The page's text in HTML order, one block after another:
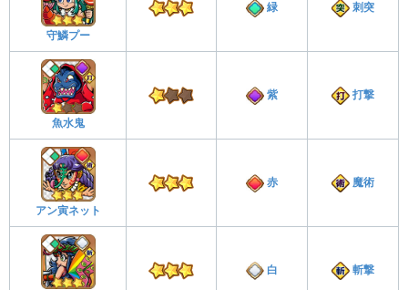
守鱗プー
緑 刺突
魚水鬼
紫 打撃
アン寅ネット
赤 魔術
白 斬撃